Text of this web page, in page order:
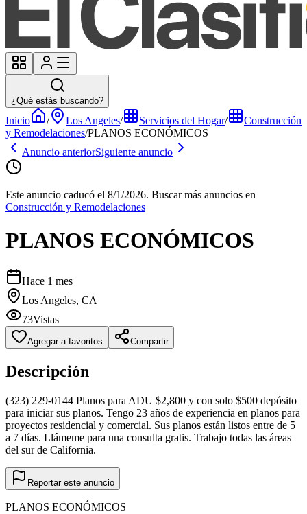
¿Qué estás buscando?
Inicio / Los Angeles/ Servicios del Hogar/
Construcción
y Remodelaciones/PLANOS ECONÓMICOS
Anuncio anteriorSiguiente anuncio
Este anuncio caducó el 8/1/2026. Buscar más anuncios en
Construcción y Remodelaciones
PLANOS ECONÓMICOS
Hace 1 mes
Los Angeles, CA
73Vistas
Agregar a favoritos Compartir
Descripción
(323) 229-0144 Planos para ADU $2,800 y con solo $500 depósito
para iniciar sus planos. Tengo 23 años de experiencia en planos para
proyectos residencial y comercial. Sus planos están listos entre de 5
a 7 días. Llámeme para una consulta gratis. Trabajo todas las áreas
del sur de California.
Reportar este anuncio
PLANOS ECONÓMICOS